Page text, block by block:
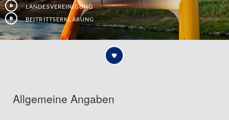
Landesvereinigung
Beitrittserklärung
Allgemeine Angaben